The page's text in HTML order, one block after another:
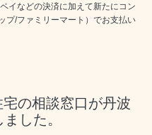
イなどの決済に加えて新たにコン
プ/ファミリーマート）でお支払い
の相談窓口が丹波
した。